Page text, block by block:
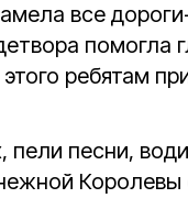
все
помогла
ребятам
пели песни,